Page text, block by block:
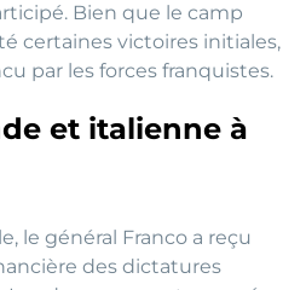
Bien que le camp
certaines victoires initiales,
par les forces franquistes.
et italienne à
le général Franco a reçu
des dictatures